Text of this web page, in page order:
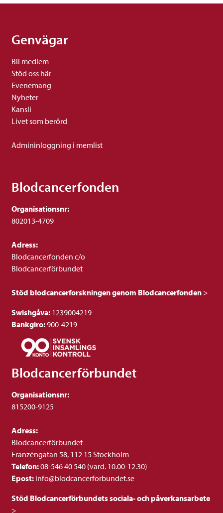
Genvägar
Bli medlem
Stöd oss här
Evenemang
Nyheter
Kansli
Livet som berörd
Admininloggning i memlist
Blodcancerfonden
Organisationsnr:
802013-4709
Adress:
Blodcancerfonden c/o
Blodcancerförbundet
Stöd blodcancerforskningen genom Blodcancerfonden >
Swishgåva: 1239004219
Bankgiro:900-4219
Blodcancerförbundet
Organisationsnr:
815200-9125
Adress:
Blodcancerförbundet
Franzéngatan 58, 112 15 Stockholm
Telefon:08-546 40 540 (vard. 10.00-12.30)
Epost: info@blodcancerforbundet.se
Stöd Blodcancerförbundets sociala- och påverkansarbete
>